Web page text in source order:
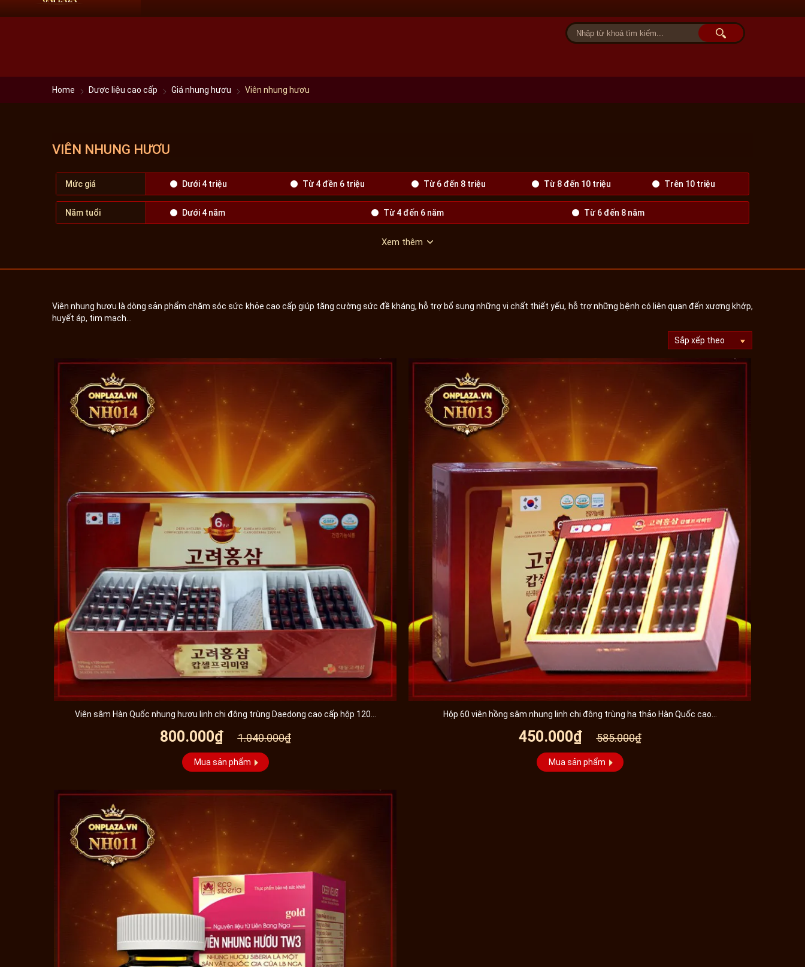
Home Dược liệu cao cấp Giá nhung hươu Viên nhung hươu
VIÊN NHUNG HƯƠU
Mức giá Dưới 4 triệu Từ 4 đền 6 triệu Từ 6 đến 8 triệu Từ 8 đến 10 triệu Trên 10 triệu
Năm tuổi Dưới 4 năm Từ 4 đến 6 năm Từ 6 đến 8 năm
Xem thêm
Viên nhung hươu là dòng sản phẩm chăm sóc sức khỏe cao cấp giúp tăng cường sức đề kháng, hỗ trợ bổ sung những vi chất thiết yếu, hỗ trợ những bệnh có liên quan đến xương khớp,
huyết áp, tim mạch...
Viên sâm Hàn Quốc nhung hươu linh chi đông trùng Daedong cao cấp hộp 120...
800.000₫ 1.040.000₫
Mua sản phẩm
Hộp 60 viên hồng sâm nhung linh chi đông trùng hạ thảo Hàn Quốc cao...
450.000₫ 585.000₫
Mua sản phẩm